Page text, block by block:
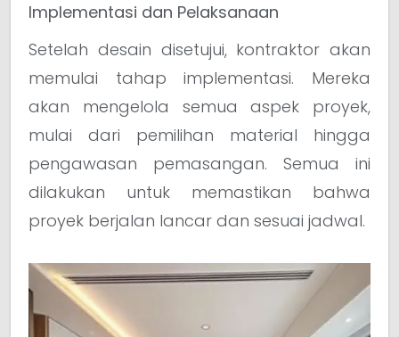
Implementasi dan Pelaksanaan
Setelah desain disetujui, kontraktor akan
memulai tahap implementasi. Mereka
akan mengelola semua aspek proyek,
mulai dari pemilihan material hingga
pengawasan pemasangan. Semua ini
dilakukan untuk memastikan bahwa
proyek berjalan lancar dan sesuai jadwal.